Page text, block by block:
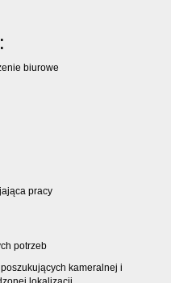
biurowe
pracy
potrzeb
kameralnej i